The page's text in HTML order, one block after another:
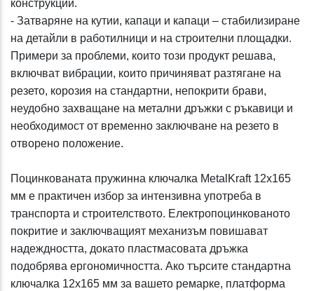
конструкции.
- Затваряне на кутии, капаци и капаци – стабилизиране
на детайли в работилници и на строителни площадки.
Примери за проблеми, които този продукт решава,
включват вибрации, които причиняват разтягане на
резето, корозия на стандартни, непокрити брави,
неудобно захващане на метални дръжки с ръкавици и
необходимост от временно заключване на резето в
отворено положение.
Поцинкованата пружинна ключалка MetalKraft 12x165
мм е практичен избор за интензивна употреба в
транспорта и строителството. Електропоцинкованото
покритие и заключващият механизъм повишават
надеждността, докато пластмасовата дръжка
подобрява ергономичността. Ако търсите стандартна
ключалка 12x165 мм за вашето ремарке, платформа